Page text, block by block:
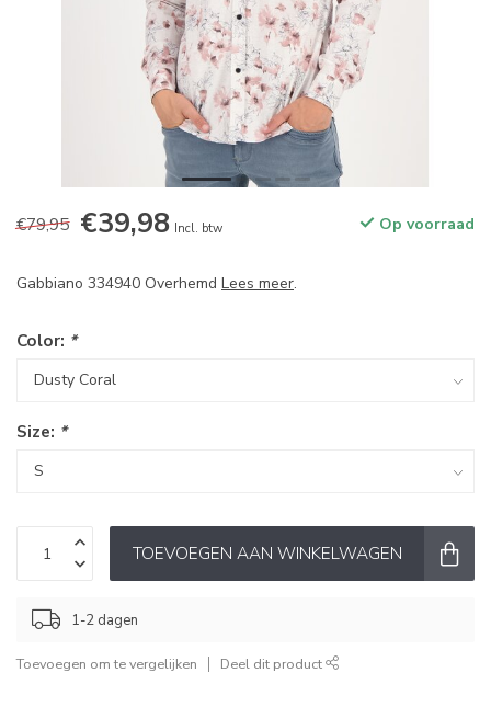
€79,95 €39,98 Incl. btw Op voorraad
Gabbiano 334940 Overhemd Lees meer.
Color: *
Size: *
TOEVOEGEN AAN WINKELWAGEN
1-2 dagen
Toevoegen om te vergelijken Deel dit product